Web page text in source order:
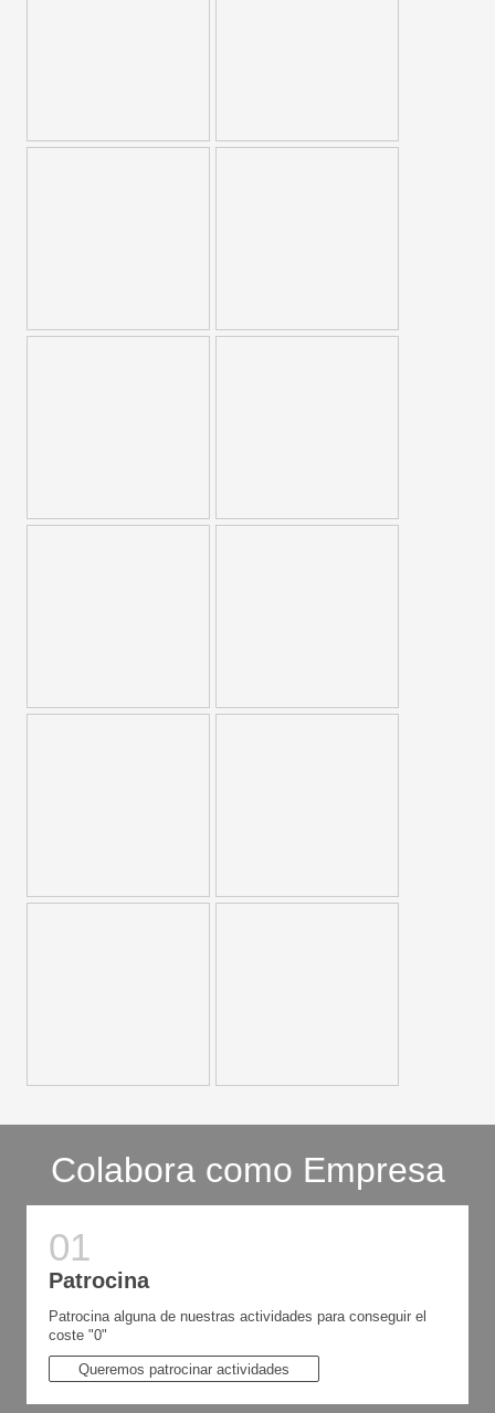
Colabora como Empresa
Patrocina
Patrocina alguna de nuestras actividades para conseguir el
coste "0"
Queremos patrocinar actividades